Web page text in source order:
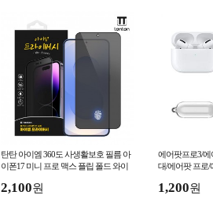
탄탄 아이엠 360도 사생활보호 필름 아
이폰17 미니 프로 맥스 플립 폴드 와이
2,100원
에어팟프로3/에
대/에어팟 프로/
1,200원